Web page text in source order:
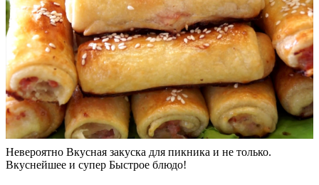
Невероятно Вкусная закуска для пикника и не только.
Вкуснейшее и супер Быстрое блюдо!